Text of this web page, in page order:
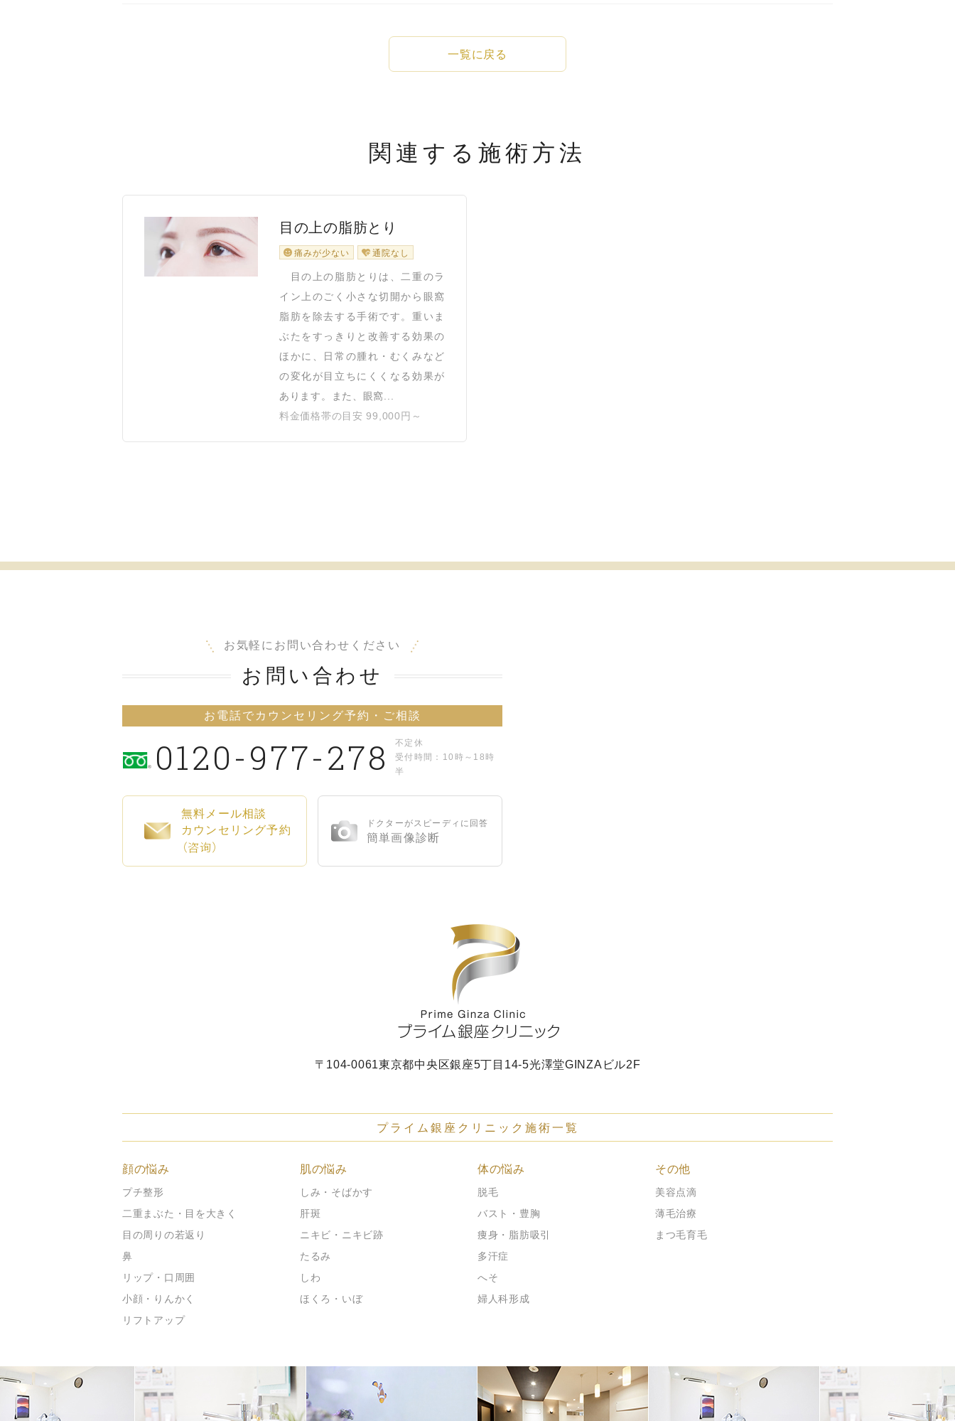
一覧に戻る
関連する施術方法
目の上の脂肪とり
痛みが少ない 通院なし
目の上の脂肪とりは、二重のラ
イン上のごく小さな切開から眼窩
脂肪を除去する手術です。重いま
ぶたをすっきりと改善する効果の
ほかに、日常の腫れ・むくみなど
の変化が目立ちにくくなる効果が
あります。また、眼窩...
料金価格帯の目安 99,000円～
お気軽にお問い合わせください
お問い合わせ
お電話でカウンセリング予約・ご相談
0120-977-278
不定休
受付時間：10時～18時
半
無料メール相談
カウンセリング予約
（咨询）
ドクターがスピーディに回答
簡単画像診断
〒104-0061東京都中央区銀座5丁目14-5光澤堂GINZAビル2F
プライム銀座クリニック施術一覧
顔の悩み
プチ整形
二重まぶた・目を大きく
目の周りの若返り
鼻
リップ・口周囲
小顔・りんかく
リフトアップ
肌の悩み
しみ・そばかす
肝斑
ニキビ・ニキビ跡
たるみ
しわ
ほくろ・いぼ
体の悩み
脱毛
バスト・豊胸
痩身・脂肪吸引
多汗症
へそ
婦人科形成
その他
美容点滴
薄毛治療
まつ毛育毛